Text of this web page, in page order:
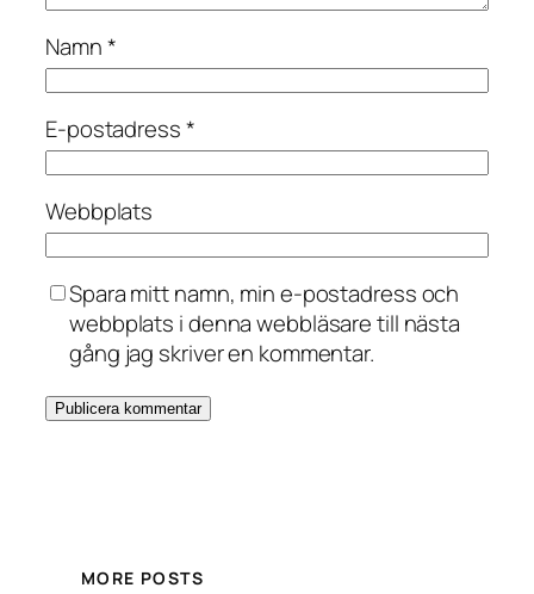
Namn*
E-postadress*
Webbplats
Spara mitt namn, min e-postadress och
webbplats i denna webbläsare till nästa
gång jag skriver en kommentar.
MORE POSTS